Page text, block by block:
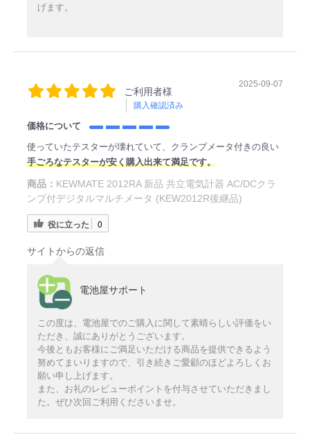
げます。
ご利用者様
購入確認済み
2025-09-07
価格について
使っていたテスターが壊れていて、クランプメータ付きの良い
手ごろなテスターが安く購入出来て満足です。
商品： KEWMATE 2012RA 新品 共立電気計器 AC/DCクラ
ンプ付デジタルマルチメータ (KEW2012R後継品)
役に立った 0
サイトからの返信
電池屋サポート
この度は、電池屋でのご購入に関して素晴らしい評価をい
ただき、誠にありがとうございます。
今後ともお客様にご満足いただける商品を提供できるよう
努めてまいりますので、引き続きご愛顧のほどよろしくお
願い申し上げます。
また、お礼のレビューポイントを付与させていただきまし
た。ぜひ次回ご利用くださいませ。